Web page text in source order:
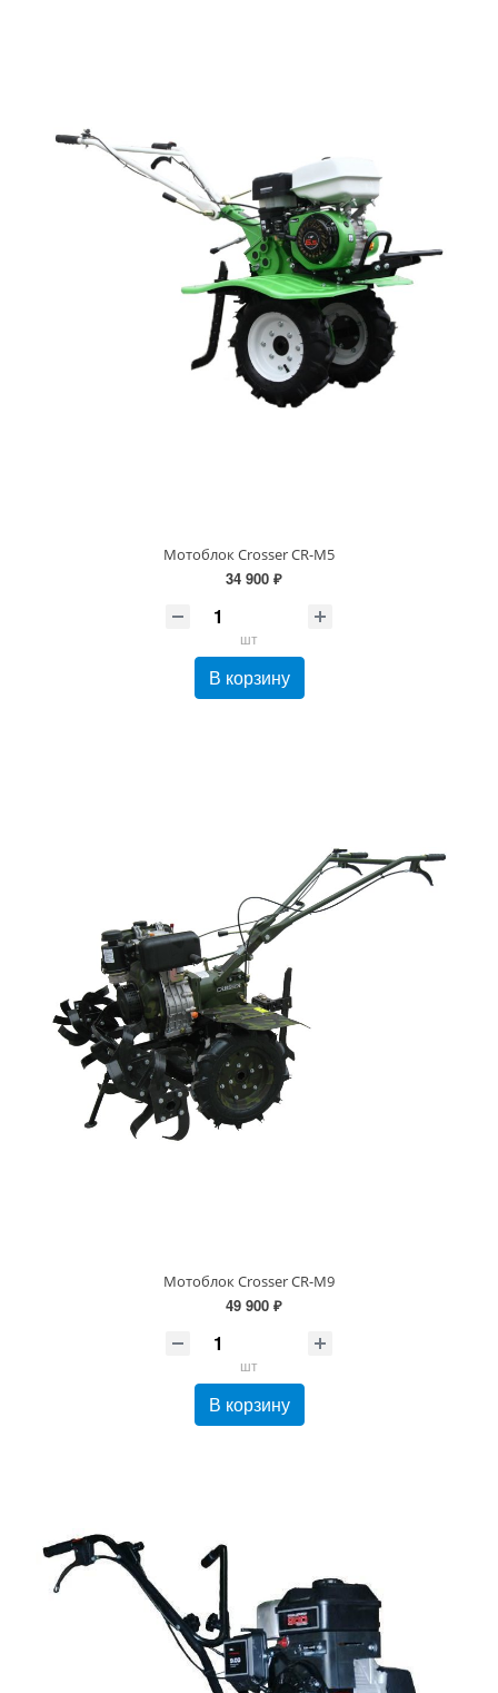
Мотоблок Crosser CR-M5
34 900 ₽
шт
В корзину
Мотоблок Crosser CR-M9
49 900 ₽
шт
В корзину